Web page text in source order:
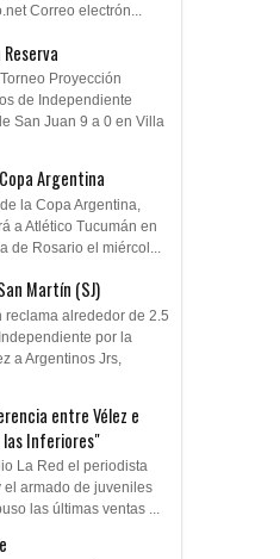
Correo electrón...
Proyección
de Independiente
San Juan 9 a 0 en Villa
Argentina
la Copa Argentina,
a Atlético Tucumán en
de Rosario el miércol...
Martín (SJ)
reclama alrededor de 2.5
por la
a Argentinos Jrs,
entre Vélez e
Inferiores"
La Red el periodista
el armado de juveniles
las últimas ventas ...